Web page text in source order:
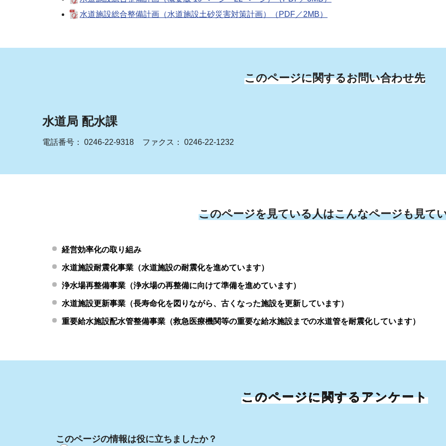
水道施設総合整備計画（水道施設土砂災害対策計画）（PDF／2MB）
このページに関するお問い合わせ先
水道局 配水課
電話番号： 0246-22-9318 ファクス： 0246-22-1232
このページを見ている人はこんなページも見て
経営効率化の取り組み
水道施設耐震化事業（水道施設の耐震化を進めています）
浄水場再整備事業（浄水場の再整備に向けて準備を進めています）
水道施設更新事業（長寿命化を図りながら、古くなった施設を更新しています）
重要給水施設配水管整備事業（救急医療機関等の重要な給水施設までの水道管を耐震化しています）
このページに関するアンケート
このページの情報は役に立ちましたか？